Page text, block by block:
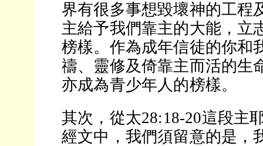
界有很多事想毀壞神的工程
主給予我們靠主的大能，立
榜樣。作為成年信徒的你和
禱、靈修及倚靠主而活的生
亦成為青少年人的榜樣。
其次，從太28:18-20這段主
經文中，我們須留意的是，